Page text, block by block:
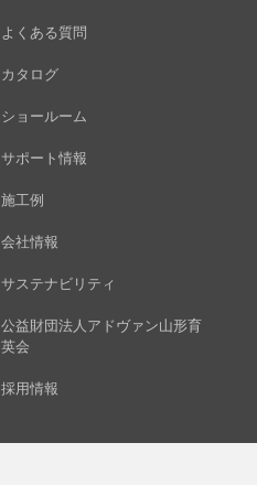
よくある質問
カタログ
ショールーム
サポート情報
施工例
会社情報
サステナビリティ
公益財団法人アドヴァン山形育
英会
採用情報